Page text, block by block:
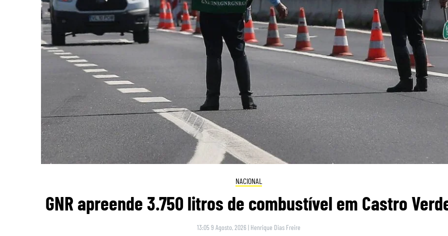
NACIONAL
GNR apreende 3.750 litros de combustível em Castro
13:05 9 Agosto, 2026 | Henrique Dias Freire